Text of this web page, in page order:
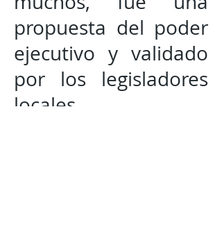
propuesta del poder
ejecutivo y validado
por los legisladores
locales.